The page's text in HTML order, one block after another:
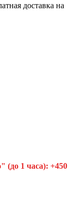
доставка на
(до 1 часа): +450